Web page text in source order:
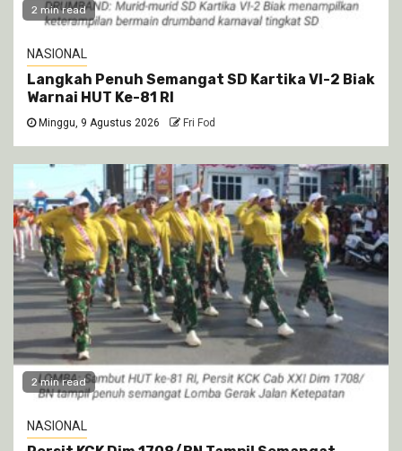
2 min read
NASIONAL
Langkah Penuh Semangat SD Kartika VI-2 Biak
Warnai HUT Ke-81 RI
Minggu, 9 Agustus 2026 Fri Fod
2 min read
NASIONAL